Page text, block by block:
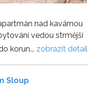
nad kavárnou
vedou strmější
korun... zobrazit detail
Sloup